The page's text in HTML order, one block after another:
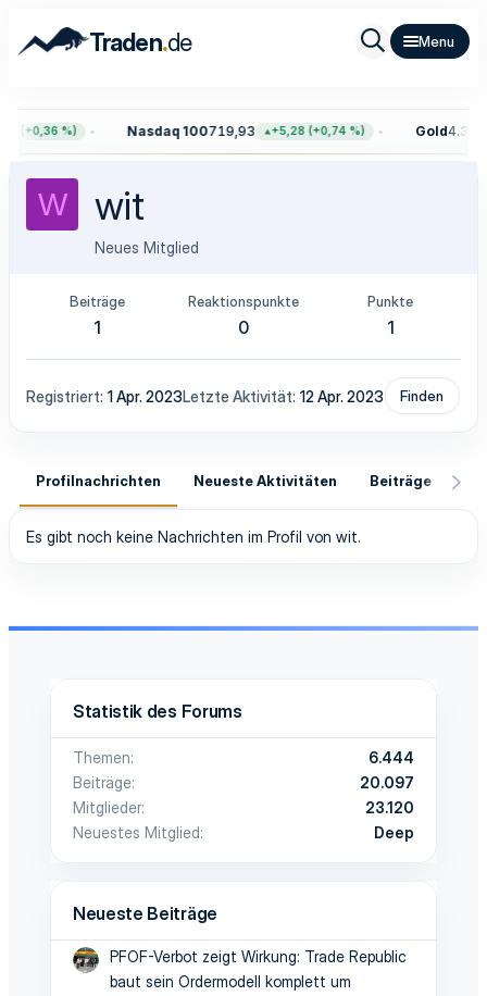
Traden.de
(+0,36 %) Nasdaq 100719,93 +5,28 (+0,74 %) Gold
W wit
Neues Mitglied
Beiträge
1
Reaktionspunkte
0
Punkte
1
Registriert 1 Apr. 2023Letzte Aktivität 12 Apr. 2023 Finden
Profilnachrichten Neueste Aktivitäten Beiträge
Es gibt noch keine Nachrichten im Profil von wit.
Statistik des Forums
Themen
6.444
Beiträge
20.097
Mitglieder
23.120
Neuestes Mitglied
Deep
Neueste Beiträge
PFOF-Verbot zeigt Wirkung: Trade Republic
baut sein Ordermodell komplett um